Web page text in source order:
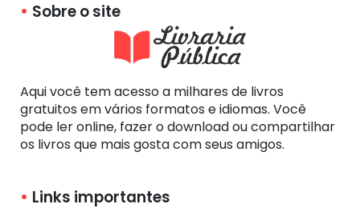
Sobre o site
Aqui você tem acesso a milhares de livros
gratuitos em vários formatos e idiomas. Você
pode ler online, fazer o download ou compartilhar
os livros que mais gosta com seus amigos.
Links importantes